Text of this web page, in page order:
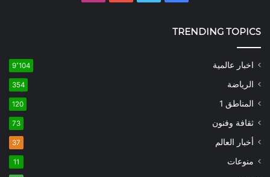
TRENDING TOPICS
اخبار عالمية 9٬104
الرياضة 354
المناطق 1 120
ثقافة وفنون 73
أخبار العالم 37
منوعات 11